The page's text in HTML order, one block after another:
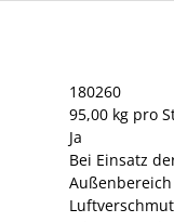
180260
95,00 kg pro
Ja
Bei Einsatz